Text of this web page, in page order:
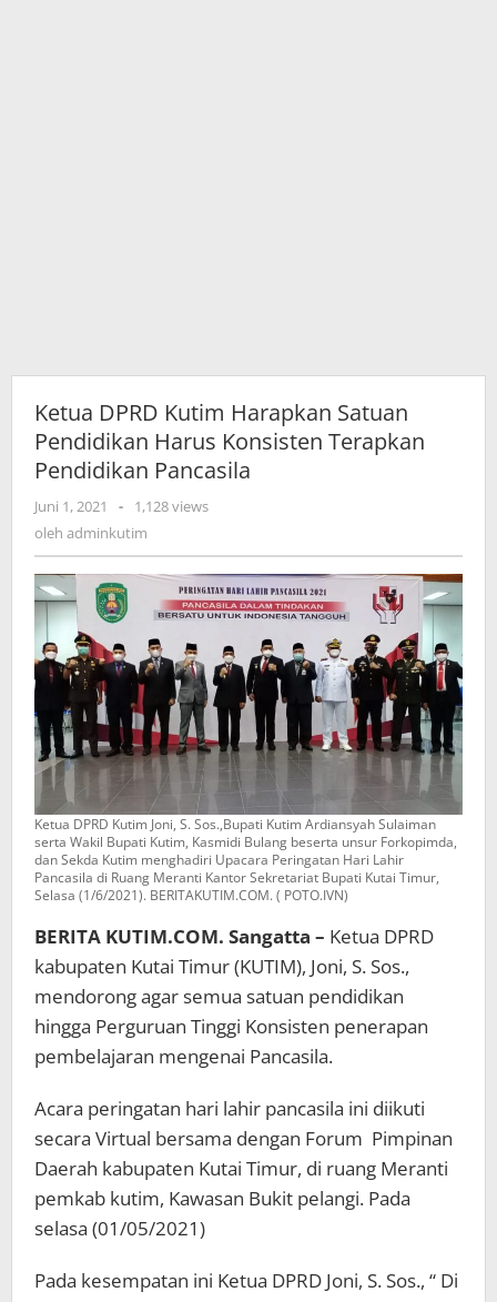
Ketua DPRD Kutim Harapkan Satuan
Pendidikan Harus Konsisten Terapkan
Pendidikan Pancasila
Juni 1, 2021
oleh
adminkutim
-
1,128 views
oleh adminkutim
Ketua DPRD Kutim Joni, S. Sos.,Bupati Kutim Ardiansyah Sulaiman
serta Wakil Bupati Kutim, Kasmidi Bulang beserta unsur Forkopimda,
dan Sekda Kutim menghadiri Upacara Peringatan Hari Lahir
Pancasila di Ruang Meranti Kantor Sekretariat Bupati Kutai Timur,
Selasa (1/6/2021). BERITAKUTIM.COM. ( POTO.IVN)
BERITA KUTIM.COM. Sangatta – Ketua DPRD
kabupaten Kutai Timur (KUTIM), Joni, S. Sos.,
mendorong agar semua satuan pendidikan
hingga Perguruan Tinggi Konsisten penerapan
pembelajaran mengenai Pancasila.
Acara peringatan hari lahir pancasila ini diikuti
secara Virtual bersama dengan Forum Pimpinan
Daerah kabupaten Kutai Timur, di ruang Meranti
pemkab kutim, Kawasan Bukit pelangi. Pada
selasa (01/05/2021)
Pada kesempatan ini Ketua DPRD Joni, S. Sos., “ Di